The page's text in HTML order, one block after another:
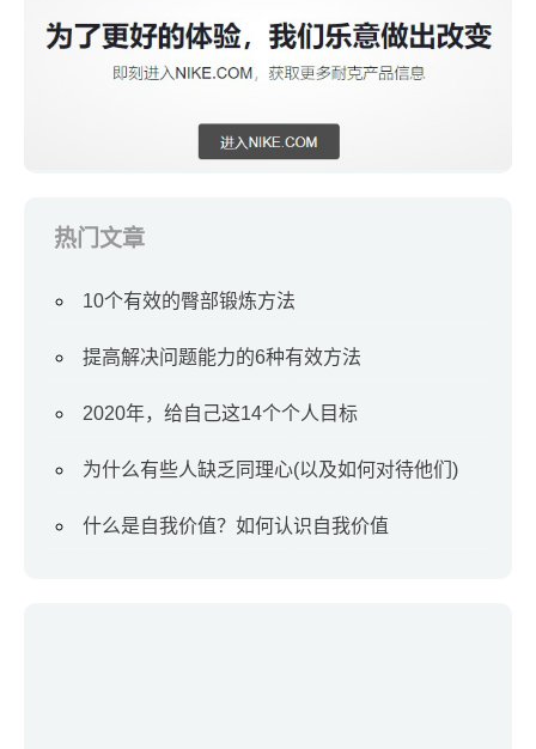
热门文章
10个有效的臀部锻炼方法
提高解决问题能力的6种有效方法
2020年，给自己这14个个人目标
为什么有些人缺乏同理心(以及如何对待他们)
什么是自我价值？如何认识自我价值